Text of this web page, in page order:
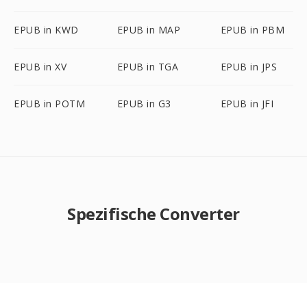
EPUB in KWD EPUB in MAP EPUB in PBM
EPUB in XV EPUB in TGA EPUB in JPS
EPUB in POTM EPUB in G3 EPUB in JFI
Spezifische Converter